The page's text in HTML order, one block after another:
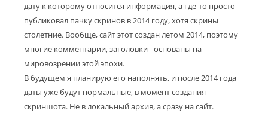
дату к которому относится информация, а где-то просто
публиковал пачку скринов в 2014 году, хотя скрины
столетние. Вообще, сайт этот создан летом 2014, поэтому
многие комментарии, заголовки - основаны на
мировозрении этой эпохи.
В будущем я планирую его наполнять, и после 2014 года
даты уже будут нормальные, в момент создания
скриншота. Не в локальный архив, а сразу на сайт.